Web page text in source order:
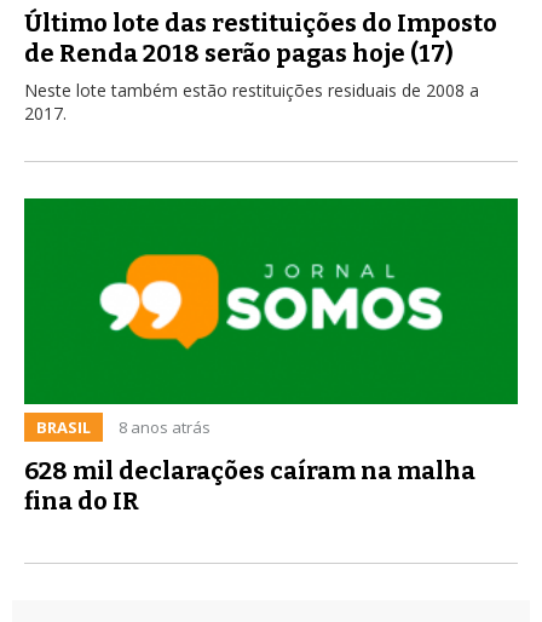
Último lote das restituições do Imposto
de Renda 2018 serão pagas hoje (17)
Neste lote também estão restituições residuais de 2008 a
2017.
BRASIL 8 anos atrás
628 mil declarações caíram na malha
fina do IR